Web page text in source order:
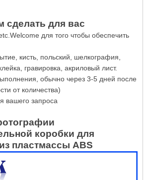
для вас
для того чтобы обеспечить
кисть, польский, шелкография,
гравировка, акриловый лист.
обычно через 3-5 дней после
от количества)
вашего запроса
коробки для
пластмассы ABS